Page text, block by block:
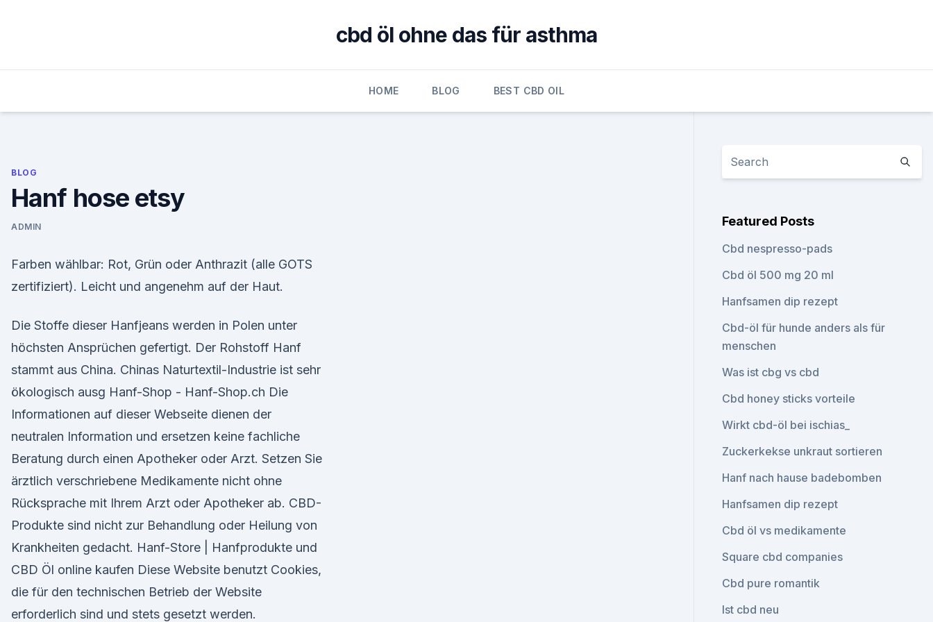
cbd öl ohne das für asthma
HOME BLOG BEST CBD OIL
BLOG
Hanf hose etsy
ADMIN
Farben wählbar: Rot, Grün oder Anthrazit (alle GOTS
zertifiziert). Leicht und angenehm auf der Haut.
Die Stoffe dieser Hanfjeans werden in Polen unter
höchsten Ansprüchen gefertigt. Der Rohstoff Hanf
stammt aus China. Chinas Naturtextil-Industrie ist sehr
ökologisch ausg Hanf-Shop - Hanf-Shop.ch Die
Informationen auf dieser Webseite dienen der
neutralen Information und ersetzen keine fachliche
Beratung durch einen Apotheker oder Arzt. Setzen Sie
ärztlich verschriebene Medikamente nicht ohne
Rücksprache mit Ihrem Arzt oder Apotheker ab. CBD-
Produkte sind nicht zur Behandlung oder Heilung von
Krankheiten gedacht. Hanf-Store | Hanfprodukte und
CBD Öl online kaufen Diese Website benutzt Cookies,
die für den technischen Betrieb der Website
erforderlich sind und stets gesetzt werden.
Featured Posts
Cbd nespresso-pads
Cbd öl 500 mg 20 ml
Hanfsamen dip rezept
Cbd-öl für hunde anders als für
menschen
Was ist cbg vs cbd
Cbd honey sticks vorteile
Wirkt cbd-öl bei ischias_
Zuckerkekse unkraut sortieren
Hanf nach hause badebomben
Hanfsamen dip rezept
Cbd öl vs medikamente
Square cbd companies
Cbd pure romantik
Ist cbd neu